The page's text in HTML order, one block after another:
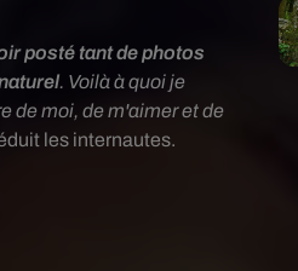
posté tant de photos
. Voilà à quoi je
de moi, de m'aimer et de
les internautes.